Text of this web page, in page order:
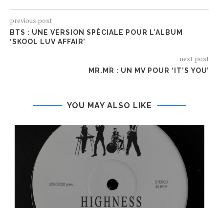
previous post
BTS : UNE VERSION SPÉCIALE POUR L’ALBUM
‘SKOOL LUV AFFAIR’
next post
MR.MR : UN MV POUR ‘IT’S YOU’
YOU MAY ALSO LIKE